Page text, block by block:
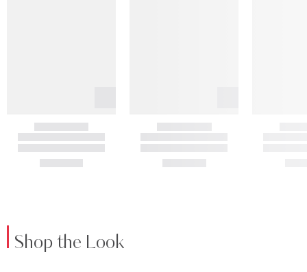
Shop the Look